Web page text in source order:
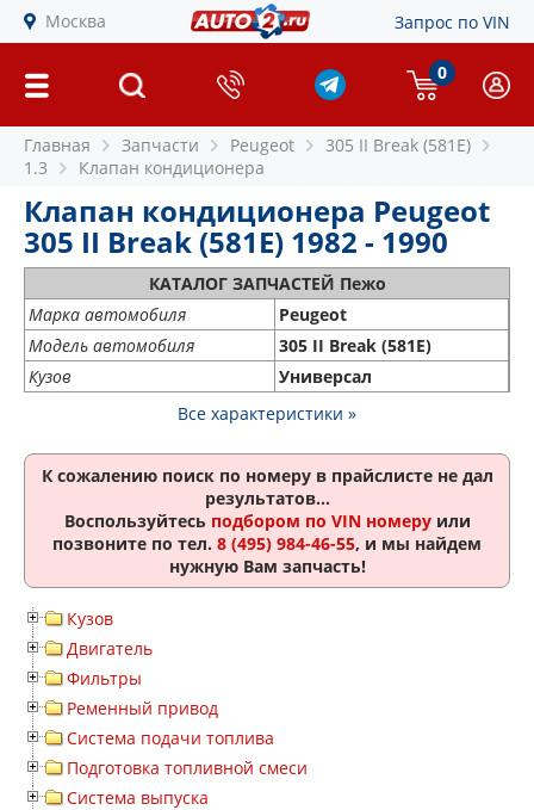
Москва Запрос по VIN
0
Главная Запчасти Peugeot
305 II Break (581E)
1.3
Клапан кондиционера
Клапан кондиционера Peugeot
305 II Break (581E) 1982 - 1990
КАТАЛОГ ЗАПЧАСТЕЙ Пежо
Марка автомобиля
Peugeot
Модель автомобиля
305 II Break (581E)
Кузов
Универсал
Все характеристики »
К сожалению поиск по номеру в прайслисте не дал
результатов...
Воспользуйтесь подбором по VIN номеруили
позвоните по тел. 8 (495) 984-46-55, и мы найдем
нужную Вам запчасть!
Кузов
Двигатель
Фильтры
Ременный привод
Система подачи топлива
Подготовка топливной смеси
Система выпуска